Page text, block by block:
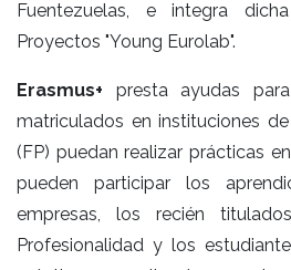
Fuentezuelas, e integra
Proyectos "Young Eurolab".
Erasmus+ presta ayudas
matriculados en instituciones
(FP) puedan realizar prácticas
pueden participar los
empresas, los recién
Profesionalidad y los